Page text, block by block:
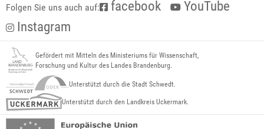
Folgen Sie uns auch auf: facebook
YouTube
Instagram
Gefördert mit Mitteln des Ministeriums für Wissenschaft,
Forschung und Kultur des Landes Brandenburg.
Unterstützt durch die Stadt Schwedt.
Unterstützt durch den Landkreis Uckermark.